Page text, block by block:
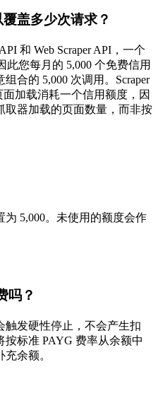
盖多少次请求？
和 Web Scraper API，一个
您每月的 5,000 个免费信用
合的 5,000 次调用。Scraper
加载消耗一个信用额度，因
取器加载的页面数量，而非按
5,000。未使用的额度会作
吗？
触发硬性停止，不会产生扣
标准 PAYG 费率从余额中
余额。